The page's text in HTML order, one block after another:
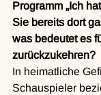
Programm „Ich
Sie bereits dort
was bedeutet es
zurückzukehren?
In heimatliche
Schauspieler